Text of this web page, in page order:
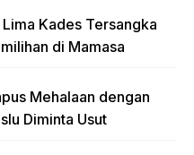
Kades Tersangka
di Mamasa
Mehalaan dengan
Diminta Usut